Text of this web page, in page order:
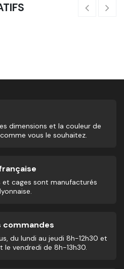
dimensions et la couleur de
vous le souhaitez.
et cages sont manufacturés
commandes
du lundi au jeudi 8h-12h30 et
le vendredi de 8h-13h30.